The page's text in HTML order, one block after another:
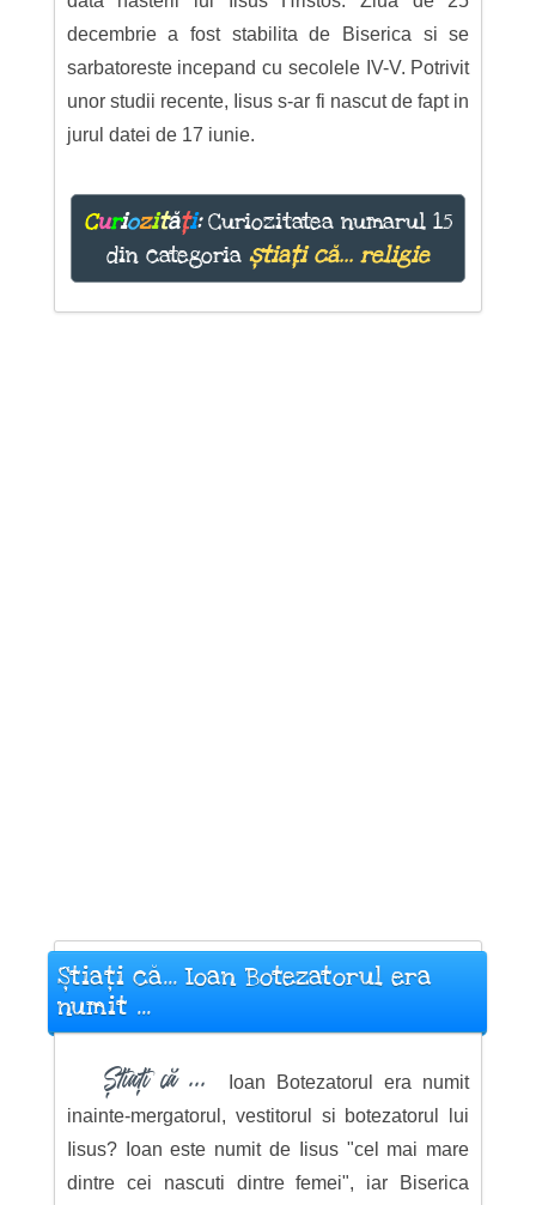
decembrie a fost stabilita de Biserica si se
sarbatoreste incepand cu secolele IV-V. Potrivit
unor studii recente, Iisus s-ar fi nascut de fapt in
jurul datei de 17 iunie.
Curiozități:Curiozitatea numarul 15
din categoria știați că... religie
Știați că... Ioan Botezatorul era
numit ...
Știați că ...
Ioan Botezatorul era numit
inainte-mergatorul, vestitorul si botezatorul lui
Iisus? Ioan este numit de Iisus "cel mai mare
dintre cei nascuti dintre femei", iar Biserica